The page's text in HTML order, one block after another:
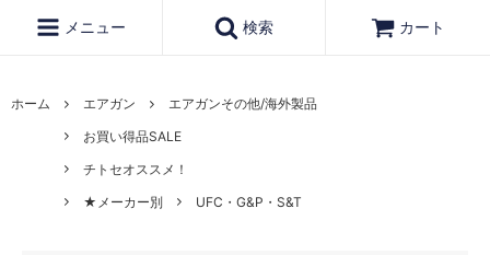
メニュー 検索 カート
ホーム エアガン
エアガンその他/海外製品
お買い得品SALE
チトセオススメ！
★メーカー別
UFC・G&P・S&T